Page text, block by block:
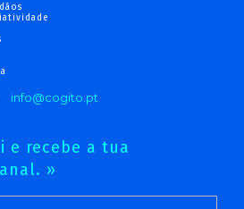
info@cogito.pt
e recebe a tua
»